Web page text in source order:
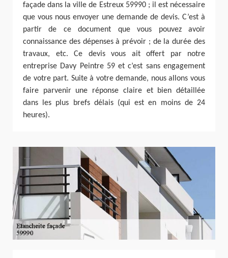
façade dans la ville de Estreux 59990 ; il est nécessaire
que vous nous envoyer une demande de devis. C’est à
partir de ce document que vous pouvez avoir
connaissance des dépenses à prévoir ; de la durée des
travaux, etc. Ce devis vous ait offert par notre
entreprise Davy Peintre 59 et c’est sans engagement
de votre part. Suite à votre demande, nous allons vous
faire parvenir une réponse claire et bien détaillée
dans les plus brefs délais (qui est en moins de 24
heures).